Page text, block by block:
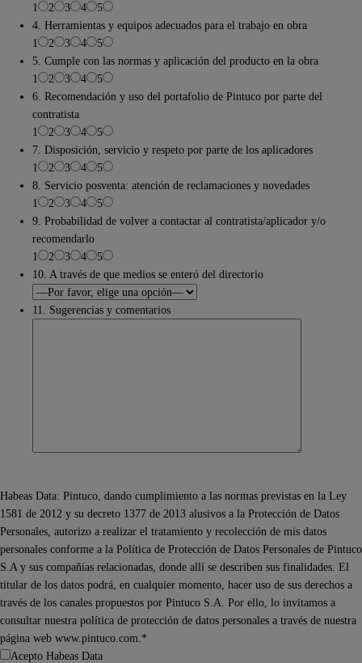
1
2 3 4
5
4. Herramientas y equipos adecuados para el trabajo en obra
1
2 3 4
5
5. Cumple con las normas y aplicación del producto en la obra
1
2 3 4
5
6. Recomendación y uso del portafolio de Pintuco por parte del
contratista
1
2 3 4
5
7. Disposición, servicio y respeto por parte de los aplicadores
1
2 3 4
5
8. Servicio posventa: atención de reclamaciones y novedades
1
2 3 4
5
9. Probabilidad de volver a contactar al contratista/aplicador y/o
recomendarlo
1
2 3 4
5
10. A través de que medios se enteró del directorio
11. Sugerencias y comentarios
Habeas Data: Pintuco, dando cumplimiento a las normas previstas en la Ley
1581 de 2012 y su decreto 1377 de 2013 alusivos a la Protección de Datos
Personales, autorizo a realizar el tratamiento y recolección de mis datos
personales conforme a la Política de Protección de Datos Personales de Pintuco
S.A y sus compañías relacionadas, donde allí se describen sus finalidades. El
titular de los datos podrá, en cualquier momento, hacer uso de sus derechos a
través de los canales propuestos por Pintuco S.A. Por ello, lo invitamos a
consultar nuestra política de protección de datos personales a través de nuestra
página web www.pintuco.com.*
Acepto Habeas Data